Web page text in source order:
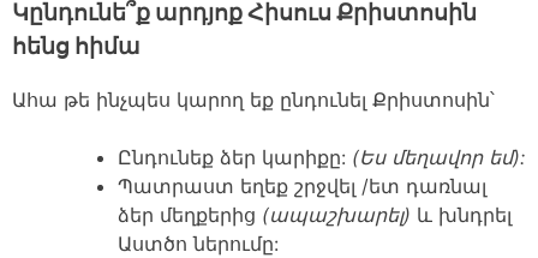
Կընդունե՞ք արդյոք Հիսուս Քրիստոսին
հենց հիմա
Ահա թե ինչպես կարող եք ընդունել Քրիստոսին՝
Ընդունեք ձեր կարիքը: (Ես մեղավոր եմ):
Պատրաստ եղեք շրջվել /ետ դառնալ
ձեր մեղքերից (ապաշխարել) և խնդրել
Աստծո ներումը: